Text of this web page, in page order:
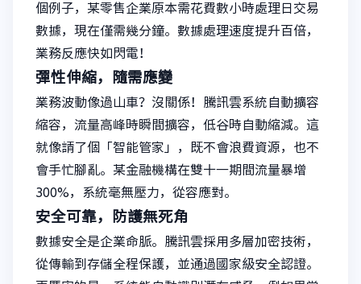
個例子，某零售企業原本需花費數小時處理日交易
數據，現在僅需幾分鐘。數據處理速度提升百倍，
業務反應快如閃電！
彈性伸縮，隨需應變
業務波動像過山車？沒關係！騰訊雲系統自動擴容
縮容，流量高峰時瞬間擴容，低谷時自動縮減。這
就像請了個「智能管家」，既不會浪費資源，也不
會手忙腳亂。某金融機構在雙十一期間流量暴增
300%，系統毫無壓力，從容應對。
安全可靠，防護無死角
數據安全是企業命脈。騰訊雲採用多層加密技術，
從傳輸到存儲全程保護，並通過國家級安全認證。